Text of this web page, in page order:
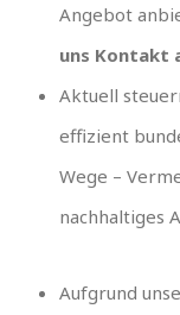
Angebot
uns Kontakt
Aktuell
effizient
Wege –
nachhaltiges
Aufgrund